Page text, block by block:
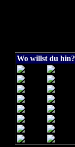
Wo willst du hin?